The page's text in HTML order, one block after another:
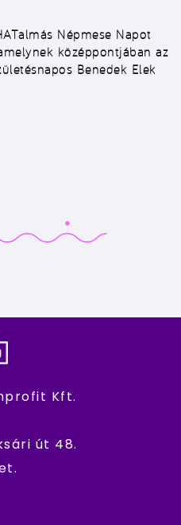
Népmese Napot
középpontjában az
Benedek Elek
Kft.
út 48.